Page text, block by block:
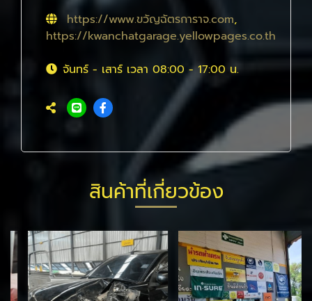
https://www.ขวัญฉัตรการาจ.com,
https://kwanchatgarage.yellowpages.co.th
จันทร์ - เสาร์ เวลา 08:00 - 17:00 น.
สินค้าที่เกี่ยวข้อง